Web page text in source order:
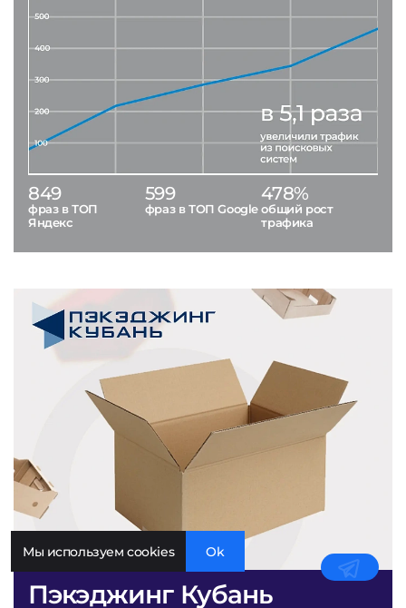
Пэкэджинг Кубань
849
фраз в ТОП
Яндекс
599
фраз в ТОП Google
478%
общий рост
трафика
Мы используем cookies Ok